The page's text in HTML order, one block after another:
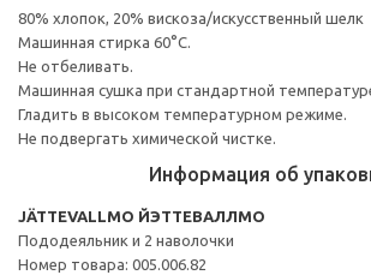
80% хлопок, 20% вискоза/искусственный шелк
Машинная стирка 60°С.
Не отбеливать.
Машинная сушка при стандартной температуре
Гладить в высоком температурном режиме.
Не подвергать химической чистке.
Информация об
JÄTTEVALLMO ЙЭТТЕВАЛЛМО
Пододеяльник и 2 наволочки
Номер товара: 005.006.82